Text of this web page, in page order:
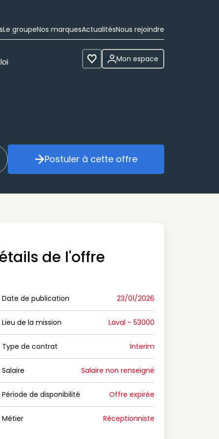
Le groupeNos marquesActualitésNous rejoindre
Voir les favoris
Mon espace
mon alerte Postuler à cette offre
Postuler à cette offre
de l'offre
Date de publication
Date de publication 23/01/2026
Lieu de la mission
Lieu de la mission Laval - 53000
Type de contrat
Type de contrat Interim
Salaire
Salaire Salaire non renseigné
Période de disponibilité
Période de disponibilité Offre expirée
Métier Réceptionniste